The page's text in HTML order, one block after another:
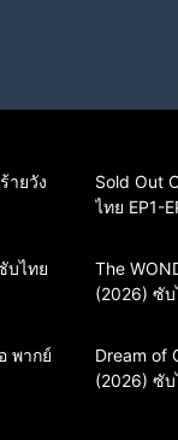
ายวัง
Sold Out
ไทย EP1-
บไทย
The
(2026) ซับ
พากย์
Dream of
(2026) ซับ